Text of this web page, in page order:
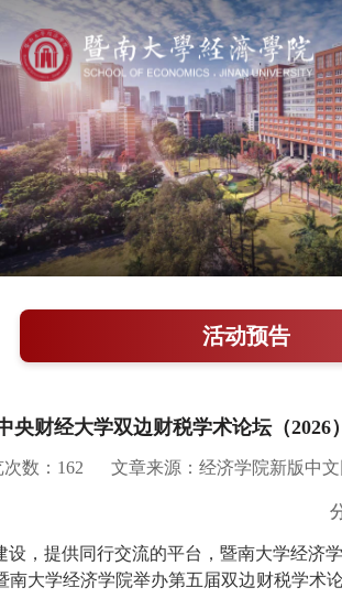
学院概况
新闻中心
师资队伍
科学研究
教学培养
学院党建
人才引进
学生 招聘
活动预告
央财经大学双边财税学术论坛（2026）
数： 162 文章来源：经济学院新版中
，提供同行交流的平台，暨南大学经济
南大学经济学院举办第五届双边财税学术论